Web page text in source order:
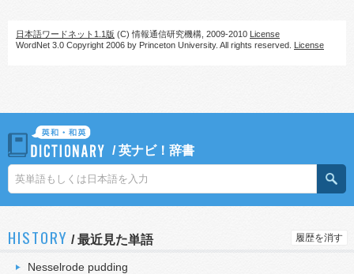
日本語ワードネット1.1版 (C) 情報通信研究機構, 2009-2010 License
WordNet 3.0 Copyright 2006 by Princeton University. All rights reserved. License
/英ナビ！辞書
HISTORY /最近見た単語 履歴を消す
Nesselrode pudding